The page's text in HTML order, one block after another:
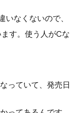
なくないので、
す。使う人がCな
っていて、発売日